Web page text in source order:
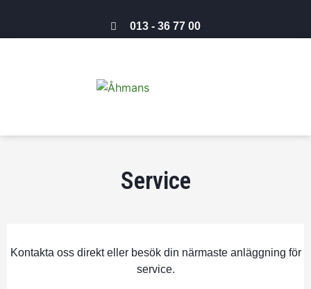
013 - 36 77 00
Service
Kontakta oss direkt eller besök din närmaste anläggning för
service.